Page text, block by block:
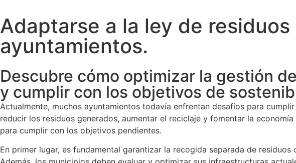
Adaptarse a la ley de
ayuntamientos.
Descubre cómo optimizar la gestión
y cumplir con los objetivos de
Actualmente, muchos ayuntamientos todavía enfrentan desafíos para
reducir los residuos generados, aumentar el reciclaje y fomentar la
para cumplir con los objetivos pendientes.
En primer lugar, es fundamental garantizar la recogida separada de